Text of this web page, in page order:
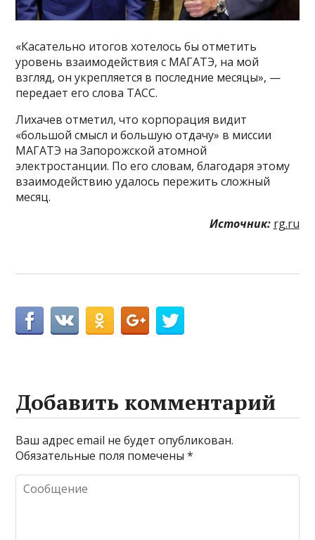
«Касательно итогов хотелось бы отметить
уровень взаимодействия с МАГАТЭ, на мой
взгляд, он укрепляется в последние месяцы», —
передает его слова ТАСС.
Лихачев отметил, что корпорация видит
«большой смысл и большую отдачу» в миссии
МАГАТЭ на Запорожской атомной
электростанции. По его словам, благодаря этому
взаимодействию удалось пережить сложный
месяц.
Источник: rg.ru
Добавить комментарий
Ваш адрес email не будет опубликован.
Обязательные поля помечены*